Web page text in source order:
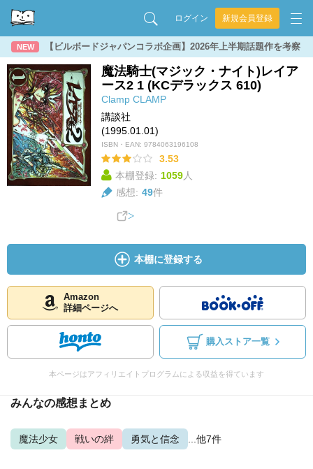
ログイン 新規会員登録
NEW 【ビルボードジャパンコラボ企画】2026年上半期話題作を考察
魔法騎士(マジック・ナイト)レイア
ース2 1 (KCデラックス 610)
Clamp CLAMP
講談社
(1995.01.01)
ISBN・EAN: 9784063196108
3.53
本棚登録: 1059人
感想: 49件
本棚に登録する
Amazon
詳細ページへ
購入ストア一覧
本ページはアフィリエイトプログラムによる収益を得ています
みんなの感想まとめ
魔法少女 戦いの絆 勇気と信念 ...他7件